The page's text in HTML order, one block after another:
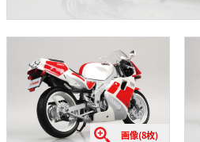
画像(8枚)